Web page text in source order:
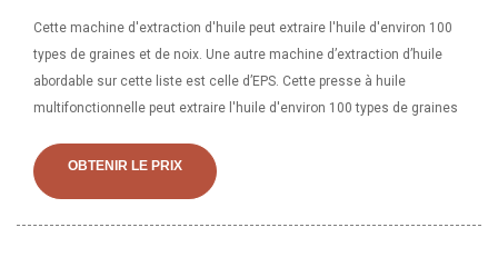
Cette machine d'extraction d'huile peut extraire l'huile d'environ 100
types de graines et de noix. Une autre machine d’extraction d’huile
abordable sur cette liste est celle d’EPS. Cette presse à huile
multifonctionnelle peut extraire l'huile d'environ 100 types de graines
OBTENIR LE PRIX